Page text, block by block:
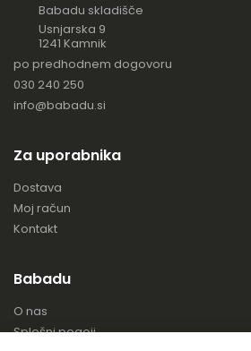
Babadu skladišče
Usnjarska 9
1241 Kamnik
po predhodnem dogovoru
030 240 250
info@babadu.si
Za uporabnika
Dostava
Moj račun
Kontakt
Babadu
O nas
Splošni pogoji